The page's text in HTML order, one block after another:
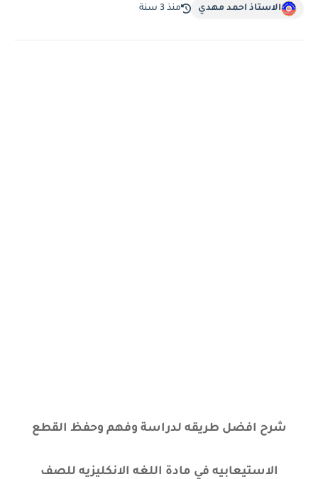
الاستاذ احمد مهدي منذ 3 سنة
شرح افضل طريقه لدراسة وفهم وحفظ القطع
الاستيعابيه في مادة اللغه الانكليزيه للصف